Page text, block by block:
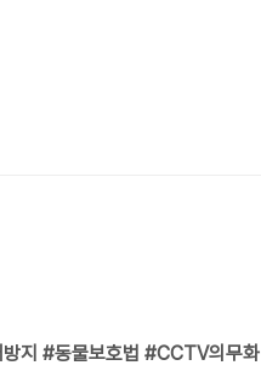
지 #동물보호법 #CCTV의무화